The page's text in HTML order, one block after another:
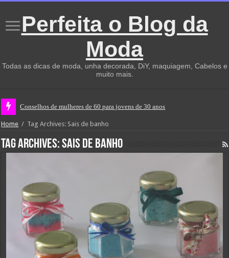
Perfeita o Blog da
Moda
Todas as dicas de moda, unha decorada, DiY, maquiagem, Cabelos e
muito mais.
Conselhos de mulheres de 60 para jovens de 30 anos
Home / Tag Archives: Sais de banho
Tag Archives:Sais de banho